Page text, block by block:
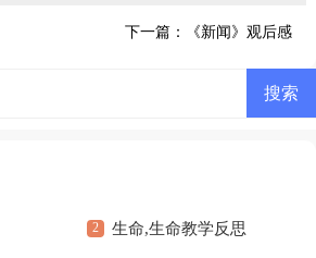
下一篇： 《新闻》观后感
生命,生命教学反思